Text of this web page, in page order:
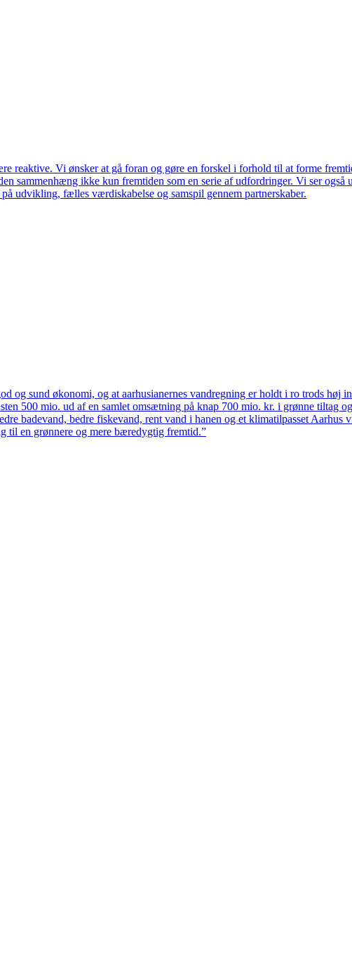
reaktive. Vi ønsker at gå foran og gøre en forskel i forhold til at forme
sammenhæng ikke kun fremtiden som en serie af udfordringer. Vi ser
udvikling, fælles værdiskabelse og samspil gennem partnerskaber.
og sund økonomi, og at aarhusianernes vandregning er holdt i ro trods høj
500 mio. ud af en samlet omsætning på knap 700 mio. kr. i grønne tiltag
badevand, bedre fiskevand, rent vand i hanen og et klimatilpasset
til en grønnere og mere bæredygtig fremtid.”